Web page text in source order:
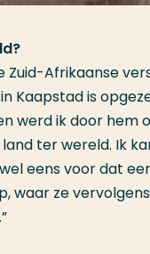
Zuid-Afrikaanse
Kaapstad is
werd ik door hem
ter wereld. Ik
eens voor dat
waar ze